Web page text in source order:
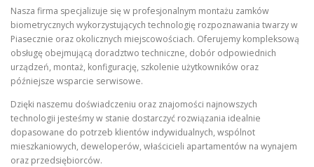
Nasza firma specjalizuje się w profesjonalnym montażu zamków
biometrycznych wykorzystujących technologię rozpoznawania twarzy w
Piasecznie oraz okolicznych miejscowościach. Oferujemy kompleksową
obsługę obejmującą doradztwo techniczne, dobór odpowiednich
urządzeń, montaż, konfigurację, szkolenie użytkowników oraz
późniejsze wsparcie serwisowe.
Dzięki naszemu doświadczeniu oraz znajomości najnowszych
technologii jesteśmy w stanie dostarczyć rozwiązania idealnie
dopasowane do potrzeb klientów indywidualnych, wspólnot
mieszkaniowych, deweloperów, właścicieli apartamentów na wynajem
oraz przedsiębiorców.